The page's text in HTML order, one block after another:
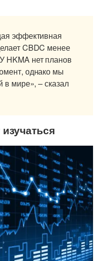
эффективная
CBDC менее
HKMA нет планов
однако мы
в мире», – сказал